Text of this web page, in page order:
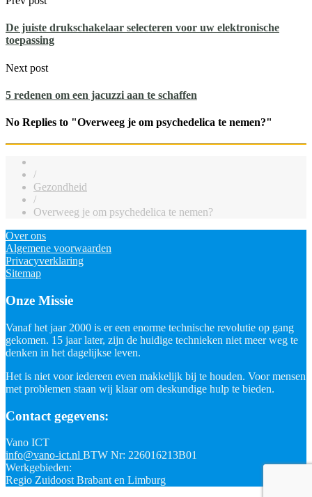
De juiste drukschakelaar selecteren voor uw elektronische
toepassing
Next post
5 redenen om een jacuzzi aan te schaffen
No Replies to "Overweeg je om psychedelica te nemen?"
/
Gezondheid
/
Overweeg je om psychedelica te nemen?
Over ons
Algemene voorwaarden
Privacyverklaring
Sitemap
Onze Missie
Vanaf het jaar 2000 is er een enorme technische revolutie op gang
gekomen. 15 jaar later, zijn de huidige technieken niet meer weg te
denken in het dagelijkse leven.
Het is niet voor iedereen even makkelijk bij te houden. Voor mensen
met problemen staan wij klaar om deskundige hulp te bieden.
Contact gegevens:
Vano ICT
info@vano-ict.nl BTW Nr: 226016213B01
Werkgebieden:
Regio Zuidoost Brabant en Limburg